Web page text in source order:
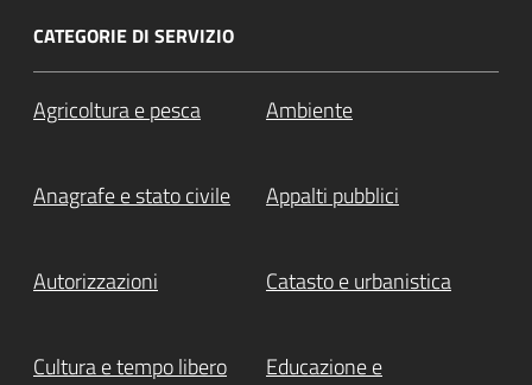
CATEGORIE DI SERVIZIO
Agricoltura e pesca Ambiente
Anagrafe e stato civile Appalti pubblici
Autorizzazioni Catasto e urbanistica
Cultura e tempo libero
Educazione e